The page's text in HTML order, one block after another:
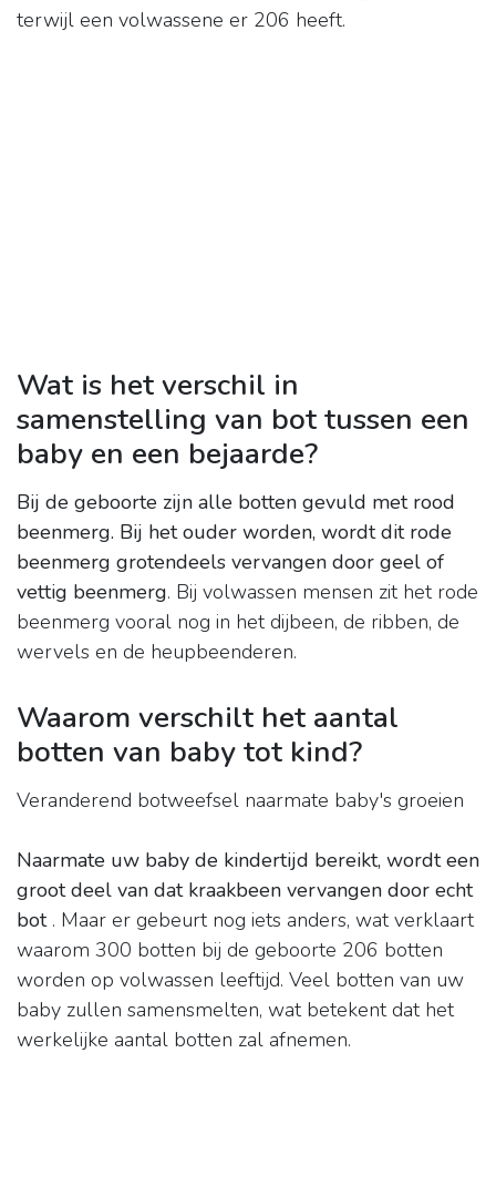
terwijl een volwassene er 206 heeft.
Wat is het verschil in
samenstelling van bot tussen een
baby en een bejaarde?
Bij de geboorte zijn alle botten gevuld met rood
beenmerg. Bij het ouder worden, wordt dit rode
beenmerg grotendeels vervangen door geel of
vettig beenmerg. Bij volwassen mensen zit het rode
beenmerg vooral nog in het dijbeen, de ribben, de
wervels en de heupbeenderen.
Waarom verschilt het aantal
botten van baby tot kind?
Veranderend botweefsel naarmate baby's groeien
Naarmate uw baby de kindertijd bereikt, wordt een
groot deel van dat kraakbeen vervangen door echt
bot. Maar er gebeurt nog iets anders, wat verklaart
waarom 300 botten bij de geboorte 206 botten
worden op volwassen leeftijd. Veel botten van uw
baby zullen samensmelten, wat betekent dat het
werkelijke aantal botten zal afnemen.